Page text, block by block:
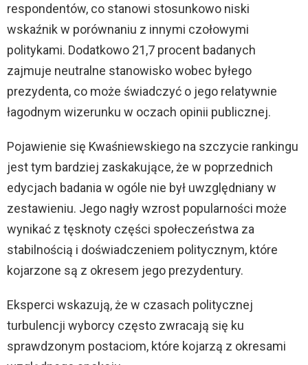
respondentów, co stanowi stosunkowo niski
wskaźnik w porównaniu z innymi czołowymi
politykami. Dodatkowo 21,7 procent badanych
zajmuje neutralne stanowisko wobec byłego
prezydenta, co może świadczyć o jego relatywnie
łagodnym wizerunku w oczach opinii publicznej.
Pojawienie się Kwaśniewskiego na szczycie rankingu
jest tym bardziej zaskakujące, że w poprzednich
edycjach badania w ogóle nie był uwzględniany w
zestawieniu. Jego nagły wzrost popularności może
wynikać z tęsknoty części społeczeństwa za
stabilnością i doświadczeniem politycznym, które
kojarzone są z okresem jego prezydentury.
Eksperci wskazują, że w czasach politycznej
turbulencji wyborcy często zwracają się ku
sprawdzonym postaciom, które kojarzą z okresami